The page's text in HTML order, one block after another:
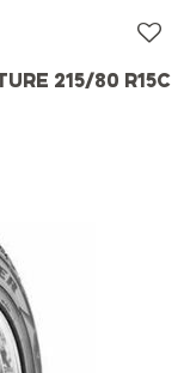
215/80 R15C